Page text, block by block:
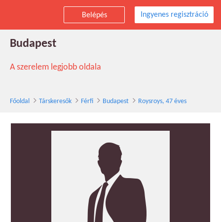
Belépés Ingyenes regisztráció
Roysroys társkereső férfi, 47 éves,
Budapest
A szerelem legjobb oldala
Főoldal Társkeresők Férfi Budapest Roysroys, 47 éves